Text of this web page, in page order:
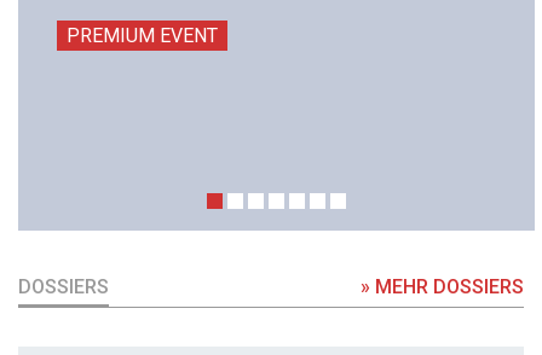
PREMIUM EVENT
DOSSIERS » MEHR DOSSIERS